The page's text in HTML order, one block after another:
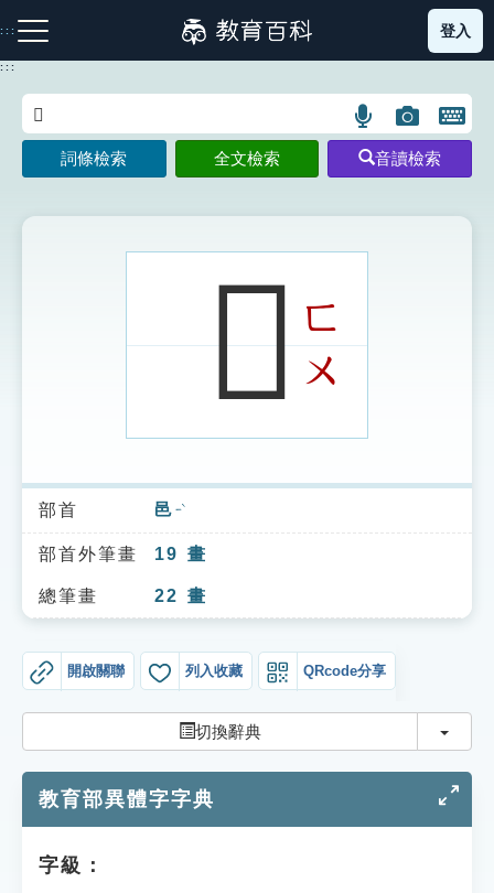
到
主
:::
注音索引圖示 筆畫索引圖示 部首索引表圖示
索引選單
知識索引
單字索引
貓頭鷹博士
登入
:::
語
言
搜
示
圖
片
搜
開
鍵
圖
詞條檢索 全文檢索 音讀檢索
𨟤ㄈ
ㄨ
部首 邑 ㄧˋ
部首外筆畫 19 畫
總筆畫 22 畫
開啟關聯 列入收藏 QRcode分享
切換辭典 切換
教育部異體字字典
字級：